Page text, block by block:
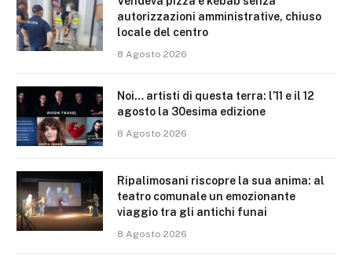
autorizzazioni amministrative, chiuso
locale del centro
8 Agosto 2026
Noi… artisti di questa terra: l’11 e il 12
agosto la 30esima edizione
8 Agosto 2026
Ripalimosani riscopre la sua anima: al
teatro comunale un emozionante
viaggio tra gli antichi funai
8 Agosto 2026